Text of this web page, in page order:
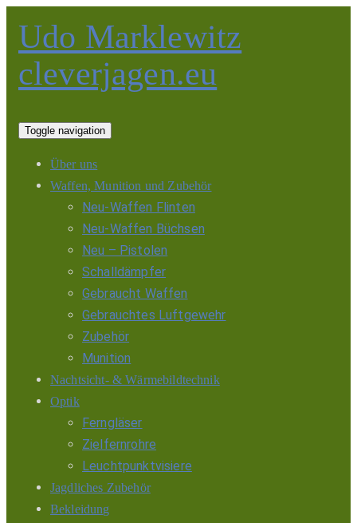
Udo Marklewitz
cleverjagen.eu
Toggle navigation
Über uns
Waffen, Munition und Zubehör
Neu-Waffen Flinten
Neu-Waffen Büchsen
Neu – Pistolen
Schalldämpfer
Gebraucht Waffen
Gebrauchtes Luftgewehr
Zubehör
Munition
Nachtsicht- & Wärmebildtechnik
Optik
Ferngläser
Zielfernrohre
Leuchtpunktvisiere
Jagdliches Zubehör
Bekleidung